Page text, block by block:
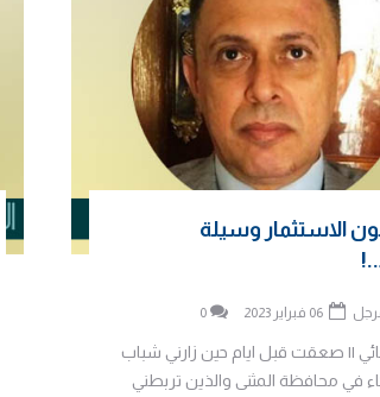
الاستثمار وسيلة
0
|| صعقت قبل ايام حين زارني شباب
في محافظة المثنى والذين تربطني